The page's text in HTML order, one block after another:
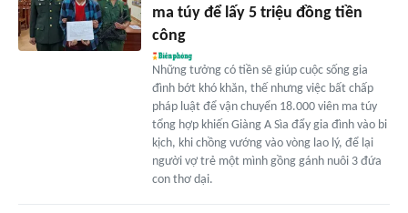
ma túy để lấy 5 triệu đồng tiền
công
Những tưởng có tiền sẽ giúp cuộc sống gia
đình bớt khó khăn, thế nhưng việc bất chấp
pháp luật để vận chuyển 18.000 viên ma túy
tổng hợp khiến Giàng A Sìa đẩy gia đình vào bi
kịch, khi chồng vướng vào vòng lao lý, để lại
người vợ trẻ một mình gồng gánh nuôi 3 đứa
con thơ dại.